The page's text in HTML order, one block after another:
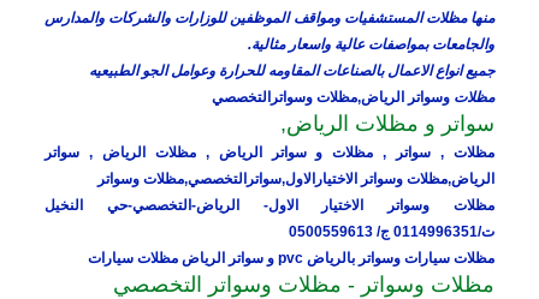
منها مظلات المستشفيات ومواقف الموظفين للوزارات والشركات والمدارس
والجامعات بمواصفات عالية واسعار مثالية.
جميع انواع الاعمال بالصناعات المقاومه للحرارة وعوامل الجو الطبيعيه
مظلات وسواتر الرياض,مظلات وسواترالتخصصي
سواتر و مظلات الرياض,
مظلات , سواتر , مظلات و سواتر الرياض , مظلات الرياض , سواتر
الرياض,مظلات وسواتر الاختيارالاول,سواترالتخصصي,مظلات وسواتر
مظلات وسواتر الاختيار الاول- الرياض-التخصصي-حي النخيل
ت/0114996351 ج/ 0500559613
مظلات سيارات وسواتر بالرياضpvc و سواتر الرياض مظلات سيارات
مظلات وسواتر - مظلات وسواتر التخصصي